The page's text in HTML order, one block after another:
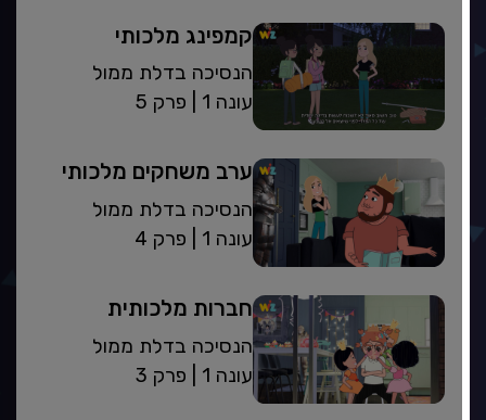
קמפינג מלכותי
הנסיכה בדלת ממול
פרק 5
| עונה 1
ערב משחקים מלכותי
הנסיכה בדלת ממול
פרק 4
| עונה 1
חברות מלכותית
הנסיכה בדלת ממול
פרק 3
| עונה 1